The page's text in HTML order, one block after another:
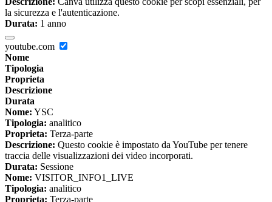
la sicurezza e l'autenticazione.
Durata: 1 anno
youtube.com
Nome
Tipologia
Proprieta
Descrizione
Durata
Nome: YSC
Tipologia: analitico
Proprieta: Terza-parte
Descrizione: Questo cookie è impostato da YouTube per tenere
traccia delle visualizzazioni dei video incorporati.
Durata: Sessione
Nome: VISITOR_INFO1_LIVE
Tipologia: analitico
Proprieta: Terza-parte